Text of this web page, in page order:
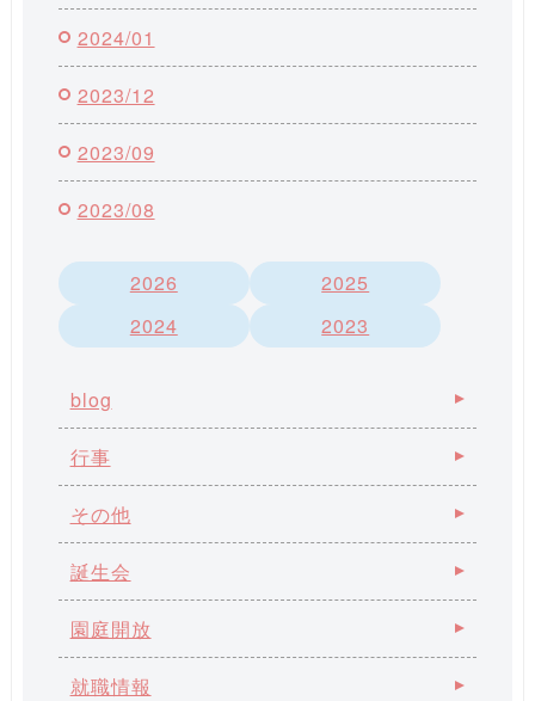
2024/01
2023/12
2023/09
2023/08
2026
2025
2024
2023
blog
行事
その他
誕生会
園庭開放
就職情報